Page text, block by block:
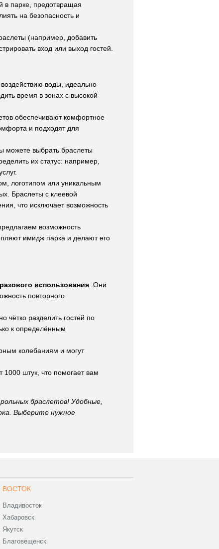
в парке, предотвращая
на безопасность и
(например, добавить
вход или выход гостей.
воды, идеально
время в зонах с высокой
обеспечивают комфортное
и подходят для
можете выбрать браслеты
их статус: например,
логотипом или уникальным
Браслеты с клеевой
что исключает возможность
возможность
имидж парка и делают его
использования. Они
повторного
чётко разделить гостей по
к определённым
колебаниям и могут
1000 штук, что помогает вам
браслетов! Удобные,
Выберите нужное
ВОСТОК
Владивосток
Хабаровск
Якутск
Благовещенск